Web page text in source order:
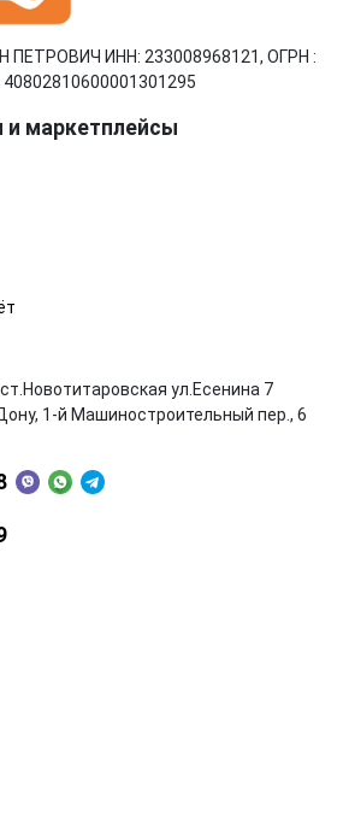
ИНН: 233008968121, ОГРН :
и маркетплейсы
ул.Есенина 7
1-й Машиностроительный пер., 6